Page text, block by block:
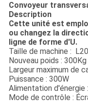
Convoyeur
Description
Cette unité est
ou changez la
ligne de forme d'U.
Taille de machine :
Nouveau poids : 300Kg
Largeur maximum de
Puissance : 300W
Alimentation d'énergie
Mode de contrôle :